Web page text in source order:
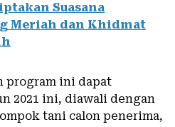
Suasana
Meriah dan Khidmat
program ini dapat
2021 ini, diawali dengan
tani calon penerima,